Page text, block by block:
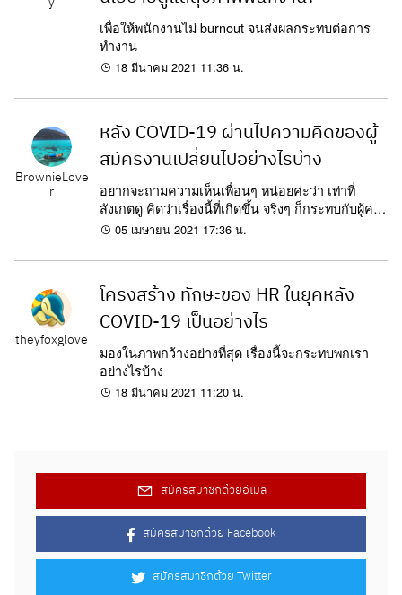
เพื่อให้พนักงานไม่ burnout จนส่งผลกระทบต่อการ
ทำงาน
18 มีนาคม 2021 11:36 น.
BrownieLove
r
หลัง COVID-19 ผ่านไปความคิดของผู้
สมัครงานเปลี่ยนไปอย่างไรบ้าง
อยากจะถามความเห็นเพื่อนๆ หน่อยค่ะว่า เท่าที่
สังเกตดู คิดว่าเรื่องนี้ที่เกิดขึ้น จริงๆ ก็กระทบกับผู้คน
เป็นวงกว้างในแทบมิติของชีวิต...
05 เมษายน 2021 17:36 น.
theyfoxglove
โครงสร้าง ทักษะของ HR ในยุคหลัง
COVID-19 เป็นอย่างไร
มองในภาพกว้างอย่างที่สุด เรื่องนี้จะกระทบพกเรา
อย่างไรบ้าง
18 มีนาคม 2021 11:20 น.
สมัครสมาชิกด้วยอีเมล
สมัครสมาชิกด้วย Facebook
สมัครสมาชิกด้วย Twitter